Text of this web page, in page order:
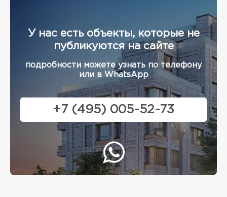
У нас есть объекты, которые не
публикуются на сайте
подробности можете узнать по телефону
или в WhatsApp
+7 (495) 005-52-73